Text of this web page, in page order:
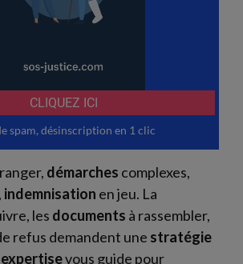
démarches complexes,
indemnisation en jeu. La
les documents à rassembler,
refus demandent une stratégie
expertisevous guide pour